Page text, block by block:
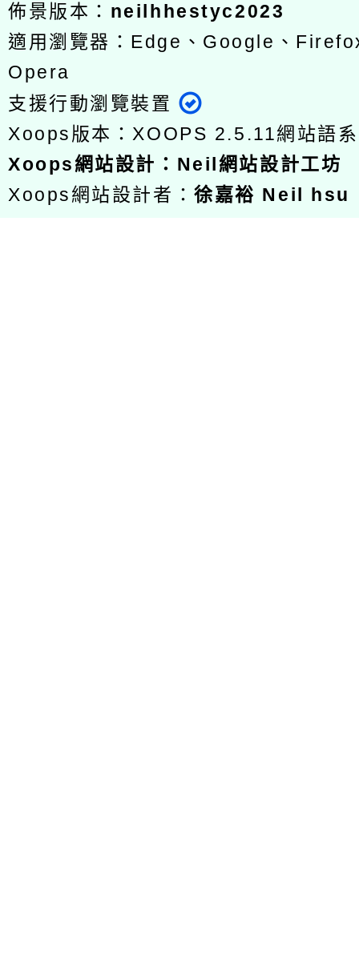
佈景版本： neilhhestyc2023
適用瀏覽器：Edge、Google、
Opera
支援行動瀏覽裝置
Xoops版本： XOOPS 2.5.11網站語
Xoops網站設計 ： Neil網站設計工坊
Xoops網站設計者：徐嘉裕 Neil hsu